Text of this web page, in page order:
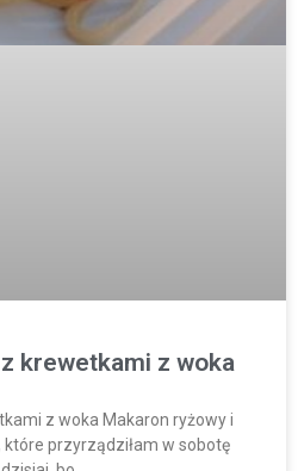
krewetkami z woka
z woka Makaron ryżowy i
przyrządziłam w sobotę